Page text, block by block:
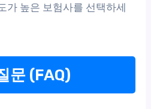
가 높은 보험사를 선택하세
문 (FAQ)